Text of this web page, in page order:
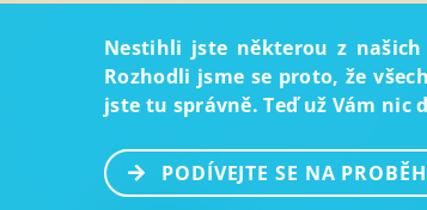
Nestihli jste některou z
Rozhodli jsme se proto, že
jste tu správně. Teď už Vám nic
PODÍVEJTE SE NA